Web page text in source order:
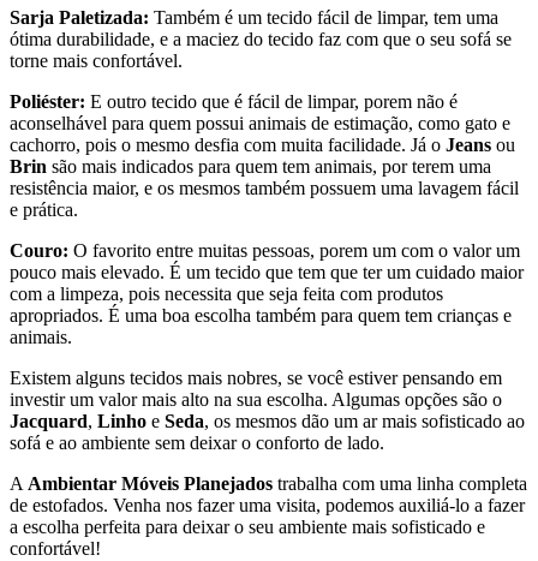
Sarja Paletizada: Também é um tecido fácil de limpar, tem uma
ótima durabilidade, e a maciez do tecido faz com que o seu sofá se
torne mais confortável.
Poliéster: E outro tecido que é fácil de limpar, porem não é
aconselhável para quem possui animais de estimação, como gato e
cachorro, pois o mesmo desfia com muita facilidade. Já o Jeans ou
Brin são mais indicados para quem tem animais, por terem uma
resistência maior, e os mesmos também possuem uma lavagem fácil
e prática.
Couro: O favorito entre muitas pessoas, porem um com o valor um
pouco mais elevado. É um tecido que tem que ter um cuidado maior
com a limpeza, pois necessita que seja feita com produtos
apropriados. É uma boa escolha também para quem tem crianças e
animais.
Existem alguns tecidos mais nobres, se você estiver pensando em
investir um valor mais alto na sua escolha. Algumas opções são o
Jacquard, Linho e Seda, os mesmos dão um ar mais sofisticado ao
sofá e ao ambiente sem deixar o conforto de lado.
A Ambientar Móveis Planejados trabalha com uma linha completa
de estofados. Venha nos fazer uma visita, podemos auxiliá-lo a fazer
a escolha perfeita para deixar o seu ambiente mais sofisticado e
confortável!